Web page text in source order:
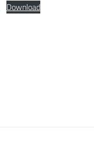
Download